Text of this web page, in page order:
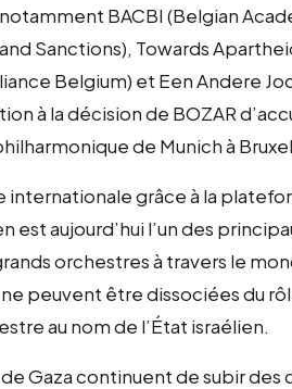
BACBI (Belgian
Sanctions), Towards
Belgium) et Een Andere
à la décision de BOZAR
de Munich à
internationale grâce à la
est aujourd’hui l’un des
orchestres à travers le
peuvent être dissociées du
au nom de l’État israélien.
de Gaza continuent de subir